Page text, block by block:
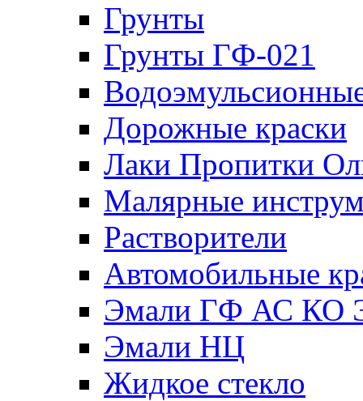
Грунты
Грунты ГФ-021
Дорожные краски
Лаки Пропитки
Малярные
Растворители
Автомобильные
Эмали ГФ АС КО
Эмали НЦ
Жидкое стекло